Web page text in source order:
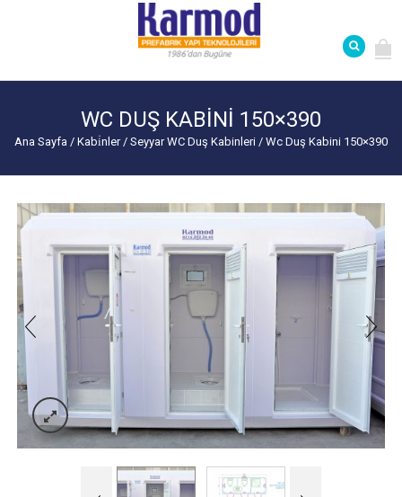
WC DUŞ KABINI 150×390
Ana Sayfa / Kabi̇nler / Seyyar WC Duş Kabinleri / Wc Duş Kabini 150×390